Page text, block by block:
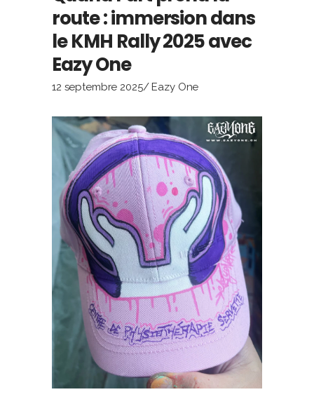
route : immersion dans
le KMH Rally 2025 avec
Eazy One
12 septembre 2025 Eazy One